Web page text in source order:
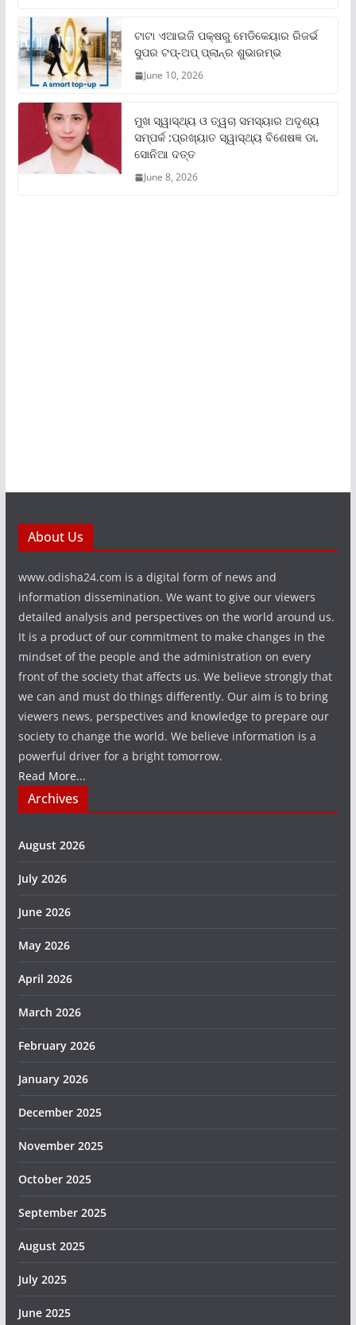
ଟାଟା ଏଆଇଜି ପକ୍ଷରୁ ମେଡିକେୟାର ରିଜର୍ଭ
ସୁପର ଟପ୍‌-ଅପ୍ ପ୍ଲାନ୍‌ର ଶୁଭାରମ୍ଭ
June 10, 2026
ମୁଖ ସ୍ୱାସ୍ଥ୍ୟ ଓ ତ୍ୱଚା ସମସ୍ୟାର ଅଦୃଶ୍ୟ
ସମ୍ପର୍କ :ପ୍ରଖ୍ୟାତ ସ୍ୱାସ୍ଥ୍ୟ ବିଶେଷଜ୍ଞ ଡା.
ସୋନିଆ ଦତ୍ତ
June 8, 2026
About Us
www.odisha24.com is a digital form of news and
information dissemination. We want to give our viewers
detailed analysis and perspectives on the world around us.
It is a product of our commitment to make changes in the
mindset of the people and the administration on every
front of the society that affects us. We believe strongly that
we can and must do things differently. Our aim is to bring
viewers news, perspectives and knowledge to prepare our
society to change the world. We believe information is a
powerful driver for a bright tomorrow.
Read More...
Archives
August 2026
July 2026
June 2026
May 2026
April 2026
March 2026
February 2026
January 2026
December 2025
November 2025
October 2025
September 2025
August 2025
July 2025
June 2025